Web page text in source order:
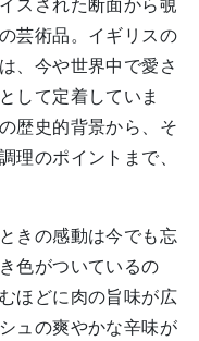
芸術品。イギリスの
、今や世界中で愛さ
して定着していま
歴史的背景から、そ
理のポイントまで、
きの感動は今でも忘
色がついているの
ほどに肉の旨味が広
ュの爽やかな辛味が